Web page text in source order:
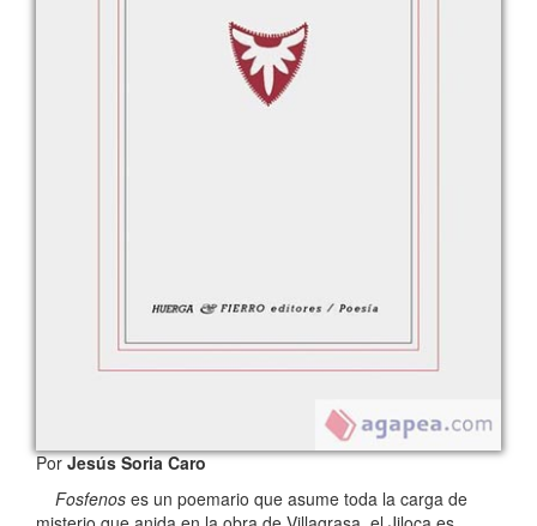
PorJesús Soria Caro
Fosfenos es un poemario que asume toda la carga de